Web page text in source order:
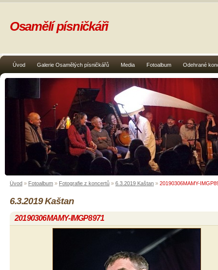
Úvod Galerie Osamělých písničkářů Media Fotoalbum Odehrané
Osamělí písničkáři
Úvod » Fotoalbum » Fotografie z koncertů » 6.3.2019 Kaštan » 20190306MAMY-
6.3.2019 Kaštan
20190306MAMY-IMGP8971